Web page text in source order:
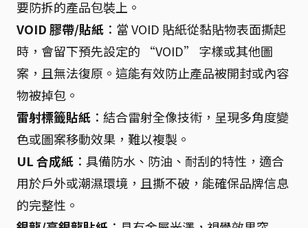
要防拆的產品包裝上。
VOID 膠帶/貼紙 ：當 VOID 貼紙從黏貼物表面撕起
時，會留下預先設定的 “VOID” 字樣或其他圖
案，且無法復原。這能有效防止產品被開封或內容
物被掉包。
雷射標籤貼紙 ：結合雷射全像技術，呈現多角度變
色或圖案移動效果，難以複製。
UL 合成紙 ：具備防水、防油、耐刮的特性，適合
用於戶外或潮濕環境，且撕不破，能確保品牌信息
的完整性。